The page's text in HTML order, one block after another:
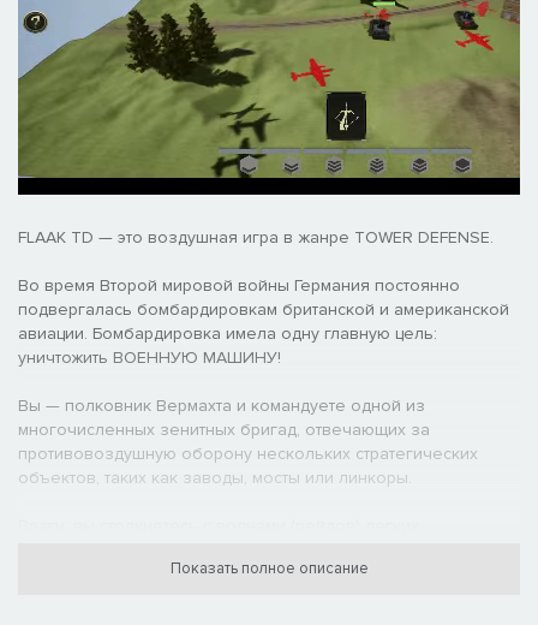
FLAAK TD — это воздушная игра в жанре TOWER DEFENSE.
Во время Второй мировой войны Германия постоянно
подвергалась бомбардировкам британской и американской
авиации. Бомбардировка имела одну главную цель:
уничтожить ВОЕННУЮ МАШИНУ!
Вы — полковник Вермахта и командуете одной из
многочисленных зенитных бригад, отвечающих за
противовоздушную оборону нескольких стратегических
объектов, таких как заводы, мосты или линкоры.
вооруженных бомбой массой 500 фунтов, а также более
Показать полное описание